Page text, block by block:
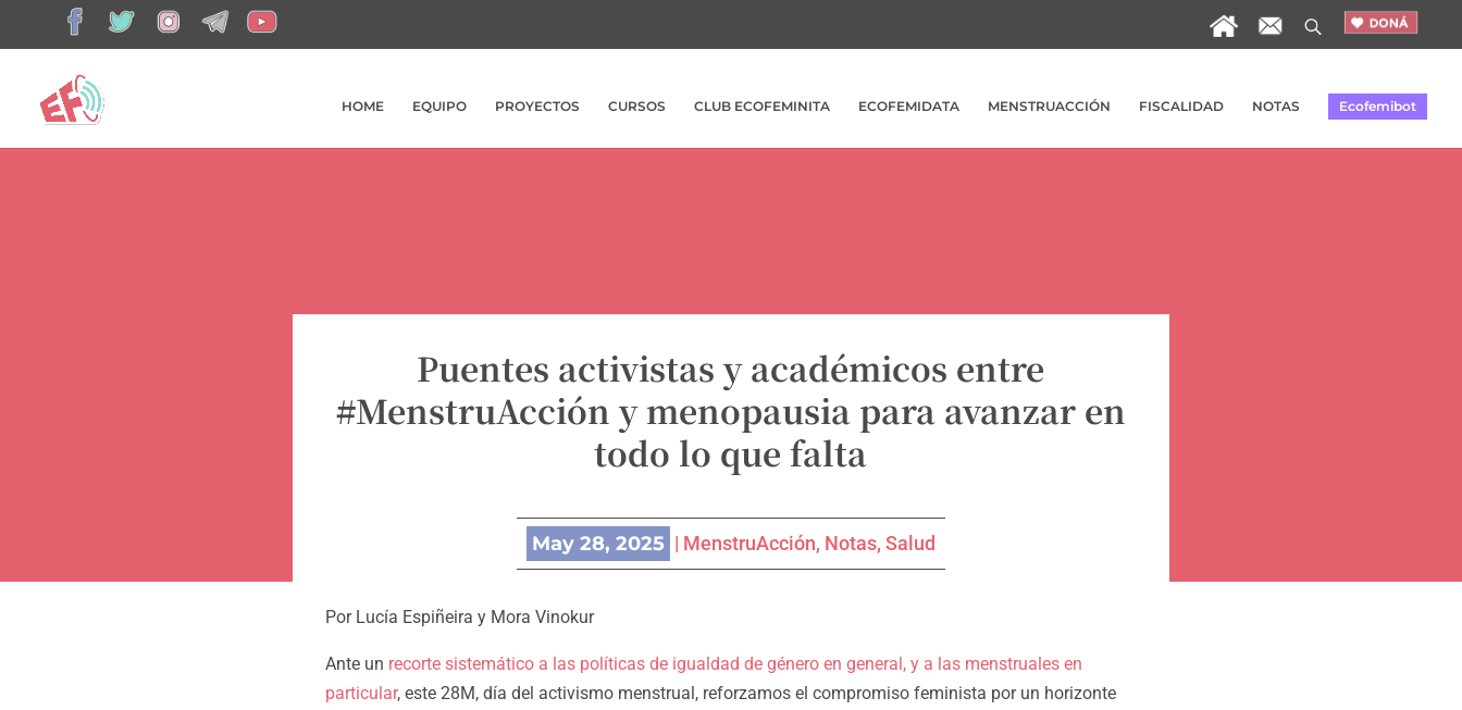
HOME EQUIPO PROYECTOS CURSOS CLUB ECOFEMINITA ECOFEMIDATA MENSTRUACCIÓN FISCALIDAD NOTAS Ecofemibot
Puentes activistas y académicos entre
#MenstruAcción y menopausia para avanzar en
todo lo que falta
May 28, 2025 | MenstruAcción, Notas, Salud
Por Lucía Espiñeira y Mora Vinokur
Ante un recorte sistemático a las políticas de igualdad de género en general, y a las menstruales en
particular, este 28M, día del activismo menstrual, reforzamos el compromiso feminista por un horizonte